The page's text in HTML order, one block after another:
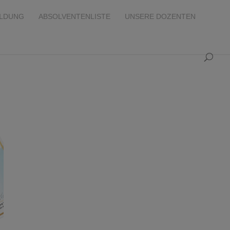
ABSOLVENTENLISTE UNSERE DOZENTEN